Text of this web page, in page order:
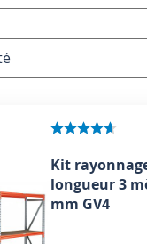
Kit
longueur 3
mm GV4